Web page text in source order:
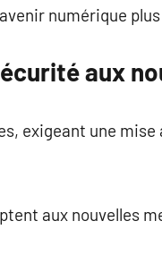
numérique
aux
exigeant une mise
aux nouvelles